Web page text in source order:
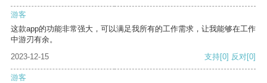
游客
这款app的功能非常强大，可以满足我所有的工作需求，让我能够在工作
中游刃有余。
2023-12-15
支持[0] 反对[0]
游客